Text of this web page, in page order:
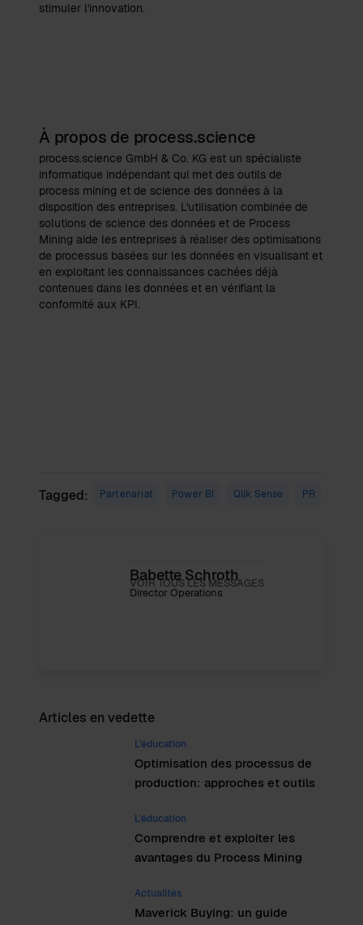
stimuler l'innovation.
À propos de process.science
process.science GmbH & Co. KG est un spécialiste
informatique indépendant qui met des outils de
process mining et de science des données à la
disposition des entreprises. L'utilisation combinée de
solutions de science des données et de Process
Mining aide les entreprises à réaliser des optimisations
de processus basées sur les données en visualisant et
en exploitant les connaissances cachées déjà
contenues dans les données et en vérifiant la
conformité aux KPI.
Tagged: Partenariat Power BI Qlik Sense PR
Babette Schroth
Director Operations
VOIR TOUS LES MESSAGES
Articles en vedette
L'éducation
Optimisation des processus de
production: approches et outils
L'éducation
Comprendre et exploiter les
avantages du Process Mining
Actualités
Maverick Buying: un guide